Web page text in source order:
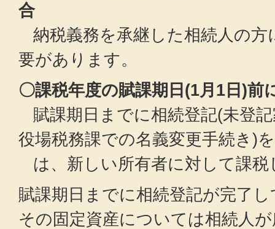
合
納税義務を承継した相続人の方
要があります。
〇課税年度の賦課期日(1月1日)前
賦課期日までに相続登記(未登
役場税務課での名義変更手続き)
は、新しい所有者に対して課税
賦課期日までに相続登記が完了
その固定資産については相続人